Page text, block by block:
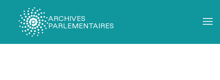
ARCHIVES
PARLEMENTAIRES